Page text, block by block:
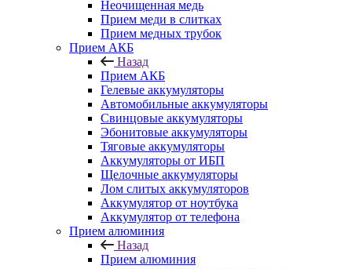
Неочищенная медь
Прием меди в слитках
Прием медных трубок
Прием АКБ
Назад
Прием АКБ
Гелевые аккумуляторы
Автомобильные аккумуляторы
Свинцовые аккумуляторы
Эбонитовые аккумуляторы
Тяговые аккумуляторы
Аккумуляторы от ИБП
Щелочные аккумуляторы
Лом слитых аккумуляторов
Аккумулятор от ноутбука
Аккумулятор от телефона
Прием алюминия
Назад
Прием алюминия